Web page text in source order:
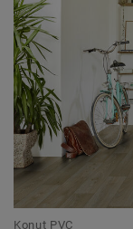
Konut PVC